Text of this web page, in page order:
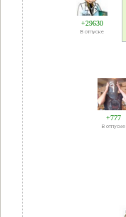
+29630
В отпуске
+777
В отпуске